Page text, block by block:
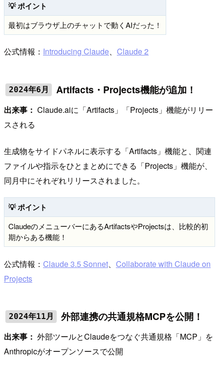
💡 ポイント
最初はブラウザ上のチャットで動くAIだった！
公式情報： Introducing Claude、 Claude 2
2024年6月 Artifacts・Projects機能が追加！
出来事： Claude.aiに「Artifacts」「Projects」機能がリリー
スされる
生成物をサイドパネルに表示する「Artifacts」機能と、関連
ファイルや指示をひとまとめにできる「Projects」機能が、
同月中にそれぞれリリースされました。
💡 ポイント
ClaudeのメニューバーにあるArtifactsやProjectsは、比較的初
期からある機能！
公式情報： Claude 3.5 Sonnet
Collaborate with Claude on
Projects
2024年11月 外部連携の共通規格MCPを公開！
出来事： 外部ツールとClaudeをつなぐ共通規格「MCP」を
Anthropicがオープンソースで公開